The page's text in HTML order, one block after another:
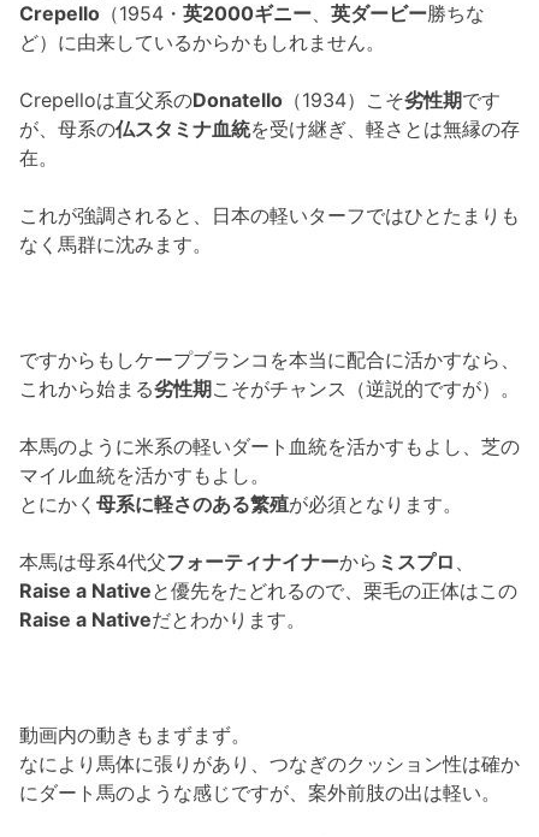
Crepello （1954・ 英2000ギニー、 英ダービー勝ちな
ど）に由来しているからかもしれません。
Crepelloは直父系のDonatello （1934）こそ劣性期です
が、母系の仏スタミナ血統を受け継ぎ、軽さとは無縁の存
在。
これが強調されると、日本の軽いターフではひとたまりも
なく馬群に沈みます。
ですからもしケープブランコを本当に配合に活かすなら、
これから始まる劣性期こそがチャンス（逆説的ですが）。
本馬のように米系の軽いダート血統を活かすもよし、芝の
マイル血統を活かすもよし。
とにかく 母系に軽さのある繁殖が必須となります。
本馬は母系4代父フォーティナイナーから ミスプロ 、
Raise a Nativeと優先をたどれるので、栗毛の正体はこの
Raise a Nativeだとわかります。
動画内の動きもまずまず。
なにより馬体に張りがあり、つなぎのクッション性は確か
にダート馬のような感じですが、案外前肢の出は軽い。